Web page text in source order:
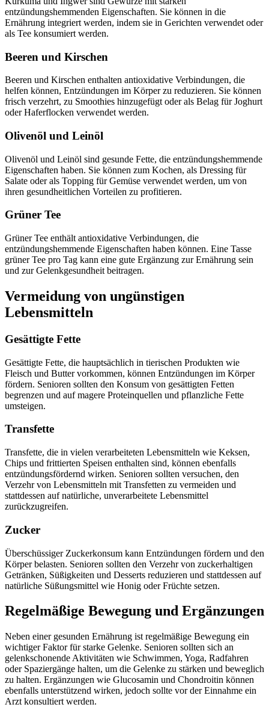
entzündungshemmenden Eigenschaften. Sie können in die
Ernährung integriert werden, indem sie in Gerichten verwendet oder
als Tee konsumiert werden.
Beeren und Kirschen
Beeren und Kirschen enthalten antioxidative Verbindungen, die
helfen können, Entzündungen im Körper zu reduzieren. Sie können
frisch verzehrt, zu Smoothies hinzugefügt oder als Belag für Joghurt
oder Haferflocken verwendet werden.
Olivenöl und Leinöl
Olivenöl und Leinöl sind gesunde Fette, die entzündungshemmende
Eigenschaften haben. Sie können zum Kochen, als Dressing für
Salate oder als Topping für Gemüse verwendet werden, um von
ihren gesundheitlichen Vorteilen zu profitieren.
Grüner Tee
Grüner Tee enthält antioxidative Verbindungen, die
entzündungshemmende Eigenschaften haben können. Eine Tasse
grüner Tee pro Tag kann eine gute Ergänzung zur Ernährung sein
und zur Gelenkgesundheit beitragen.
Vermeidung von ungünstigen
Lebensmitteln
Gesättigte Fette
Gesättigte Fette, die hauptsächlich in tierischen Produkten wie
Fleisch und Butter vorkommen, können Entzündungen im Körper
fördern. Senioren sollten den Konsum von gesättigten Fetten
begrenzen und auf magere Proteinquellen und pflanzliche Fette
umsteigen.
Transfette
Transfette, die in vielen verarbeiteten Lebensmitteln wie Keksen,
Chips und frittierten Speisen enthalten sind, können ebenfalls
entzündungsfördernd wirken. Senioren sollten versuchen, den
Verzehr von Lebensmitteln mit Transfetten zu vermeiden und
stattdessen auf natürliche, unverarbeitete Lebensmittel
zurückzugreifen.
Zucker
Überschüssiger Zuckerkonsum kann Entzündungen fördern und den
Körper belasten. Senioren sollten den Verzehr von zuckerhaltigen
Getränken, Süßigkeiten und Desserts reduzieren und stattdessen auf
natürliche Süßungsmittel wie Honig oder Früchte setzen.
Regelmäßige Bewegung und Ergänzungen
Neben einer gesunden Ernährung ist regelmäßige Bewegung ein
wichtiger Faktor für starke Gelenke. Senioren sollten sich an
gelenkschonende Aktivitäten wie Schwimmen, Yoga, Radfahren
oder Spaziergänge halten, um die Gelenke zu stärken und beweglich
zu halten. Ergänzungen wie Glucosamin und Chondroitin können
ebenfalls unterstützend wirken, jedoch sollte vor der Einnahme ein
Arzt konsultiert werden.